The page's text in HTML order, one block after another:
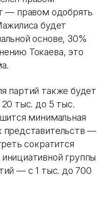
— правом одобрять
будет
основе, 30%
Токаева, это
партий также будет
тыс. до 5 тыс.
минимальная
представительств —
сократится
группы
— с 1 тыс. до 700